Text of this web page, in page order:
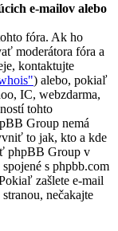
e-mailov alebo
fóra. Ak ho
moderátora fóra a
kontaktujte
) alebo, pokiaľ
IC, webzdarma,
tohto
Group nemá
to jak, kto a kde
phpBB Group v
s phpbb.com
zašlete e-mail
nečakajte